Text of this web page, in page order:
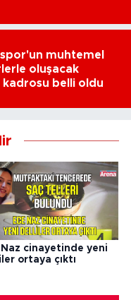
muhtemel
oluşacak
kadrosu belli oldu
Naz cinayetinde yeni
ortaya çıktı